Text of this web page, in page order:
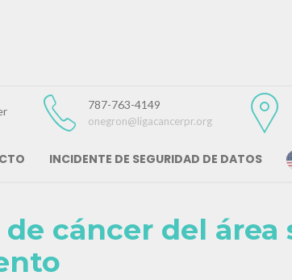
787-763-4149
onegron@ligacancerpr.org
INCIDENTE DE SEGURIDAD DE DATOS
cáncer del área